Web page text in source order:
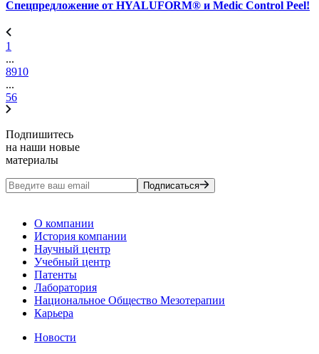
Спецпредложение от HYALUFORM® и Medic Control Peel!
1
...
8910
...
56
Подпишитесь
на наши новые
материалы
Подписаться
О компании
История компании
Научный центр
Учебный центр
Патенты
Лаборатория
Национальное Общество Мезотерапии
Карьера
Новости